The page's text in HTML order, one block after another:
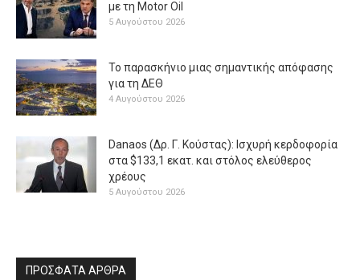
με τη Μotor Oil
5 Αυγούστου 2026
Το παρασκήνιο μιας σημαντικής απόφασης
για τη ΔΕΘ
4 Αυγούστου 2026
Danaos (Δρ. Γ. Κούστας): Ισχυρή κερδοφορία
στα $133,1 εκατ. και στόλος ελεύθερος
χρέους
5 Αυγούστου 2026
ΠΡΟΣΦΑΤΑ ΑΡΘΡΑ